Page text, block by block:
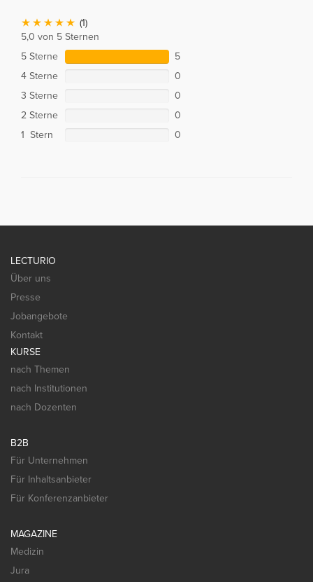
(1)
5,0 von 5 Sternen
5 Sterne
5
4 Sterne
0
3 Sterne
0
2 Sterne
0
1 Stern
0
LECTURIO
Über uns
Presse
Jobangebote
Kontakt
KURSE
nach Themen
nach Institutionen
nach Dozenten
B2B
Für Unternehmen
Für Inhaltsanbieter
Für Konferenzanbieter
MAGAZINE
Medizin
Jura